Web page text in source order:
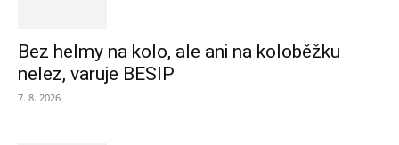
Bez helmy na kolo, ale ani na koloběžku
nelez, varuje BESIP
7. 8. 2026